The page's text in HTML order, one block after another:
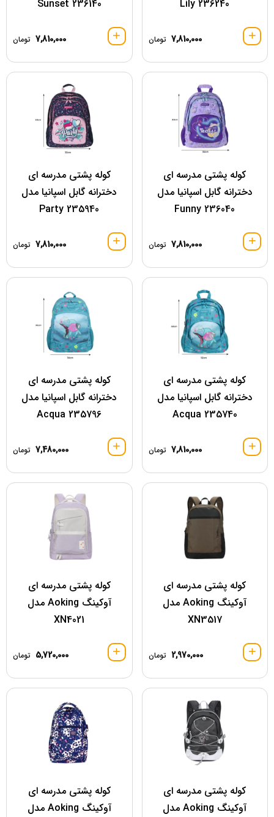
236240 Lily
7,810,000 تومان
236140 Sunset
7,810,000 تومان
کوله پشتی مدرسه ای
دخترانه گابل اسپانیا مدل
236040 Funny
7,810,000 تومان
کوله پشتی مدرسه ای
دخترانه گابل اسپانیا مدل
235940 Party
7,810,000 تومان
کوله پشتی مدرسه ای
دخترانه گابل اسپانیا مدل
Acqua 235740
7,810,000 تومان
کوله پشتی مدرسه ای
دخترانه گابل اسپانیا مدل
235796 Acqua
7,480,000 تومان
کوله پشتی مدرسه ای
آوکینگ Aoking مدل
XN3517
2,970,000 تومان
کوله پشتی مدرسه ای
آوکینگ Aoking مدل
XN4021
5,720,000 تومان
کوله پشتی مدرسه ای
آوکینگ Aoking مدل
کوله پشتی مدرسه ای
آوکینگ Aoking مدل